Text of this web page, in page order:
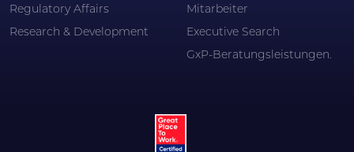
Regulatory Affairs
Research & Development
Mitarbeiter
Executive Search
GxP-Beratungsleistungen.